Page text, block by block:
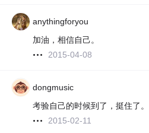
anythingforyou
加油，相信自己。
2015-04-08
dongmusic
考验自己的时候到了，挺住了。
2015-02-11